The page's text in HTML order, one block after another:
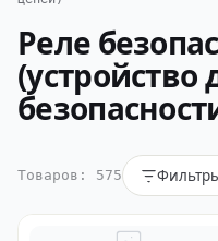
Реле
(устройство
Товаров: 575